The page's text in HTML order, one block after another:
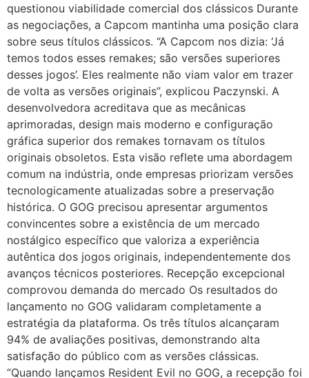
questionou viabilidade comercial dos clássicos Durante
as negociações, a Capcom mantinha uma posição clara
sobre seus títulos clássicos. “A Capcom nos dizia: ‘Já
temos todos esses remakes; são versões superiores
desses jogos’. Eles realmente não viam valor em trazer
de volta as versões originais”, explicou Paczynski. A
desenvolvedora acreditava que as mecânicas
aprimoradas, design mais moderno e configuração
gráfica superior dos remakes tornavam os títulos
originais obsoletos. Esta visão reflete uma abordagem
comum na indústria, onde empresas priorizam versões
tecnologicamente atualizadas sobre a preservação
histórica. O GOG precisou apresentar argumentos
convincentes sobre a existência de um mercado
nostálgico específico que valoriza a experiência
autêntica dos jogos originais, independentemente dos
avanços técnicos posteriores. Recepção excepcional
comprovou demanda do mercado Os resultados do
lançamento no GOG validaram completamente a
estratégia da plataforma. Os três títulos alcançaram
94% de avaliações positivas, demonstrando alta
satisfação do público com as versões clássicas.
“Quando lançamos Resident Evil no GOG, a recepção foi